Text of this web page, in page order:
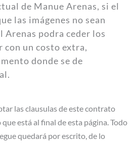
de Manue Arenas, si el
las imágenes no sean
Arenas podra ceder los
con un costo extra,
donde se de
las clausulas de este contrato
está al final de esta página. Todo
quedará por escrito, de lo